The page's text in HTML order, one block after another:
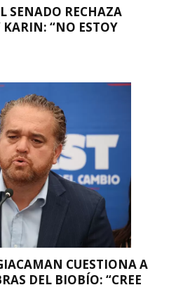
SENADO RECHAZA
KARIN: “NO ESTOY
CUESTIONA A
DEL BIOBÍO: “CREE